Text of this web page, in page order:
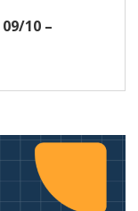
10 –